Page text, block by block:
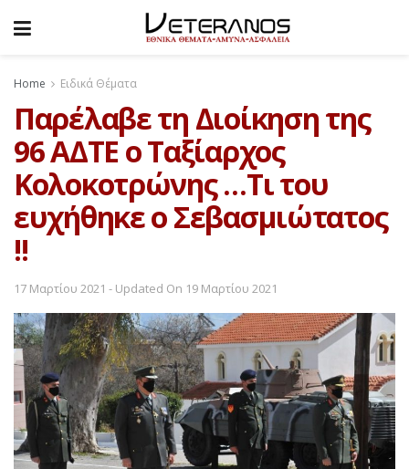
Home Ειδικά Θέματα
Παρέλαβε τη Διοίκηση της
96 ΑΔΤΕ ο Ταξίαρχος
Κολοκοτρώνης …Τι του
ευχήθηκε ο Σεβασμιώτατος
!!
17 Μαρτίου 2021 - Updated On 19 Μαρτίου 2021